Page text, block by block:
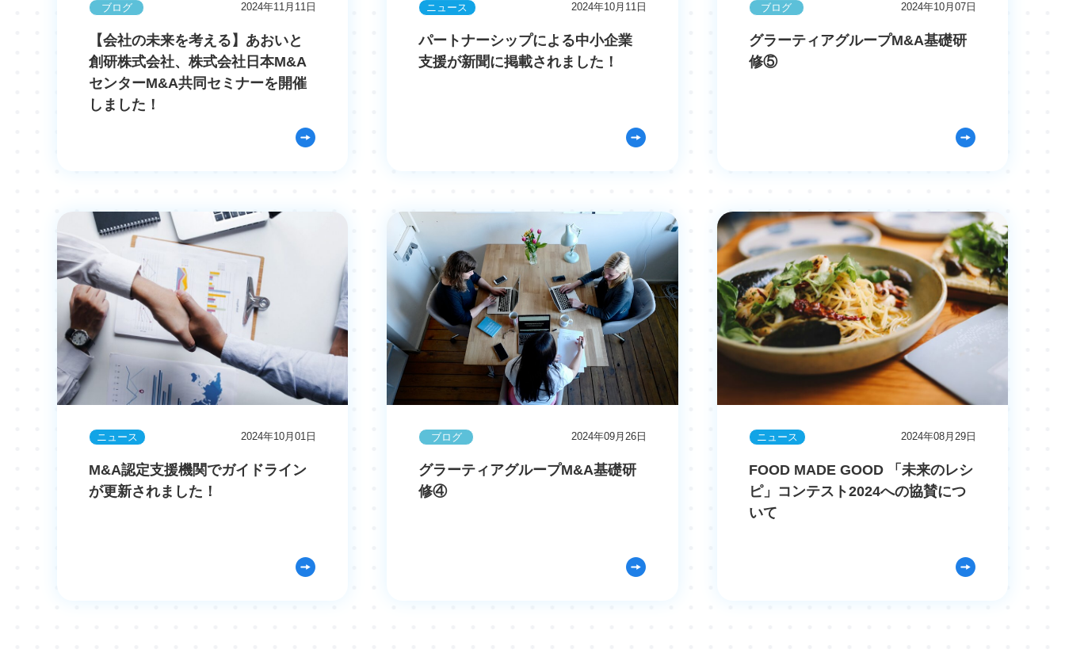
ブログ 2024年11月11日
【会社の未来を考える】あおいと
創研株式会社、株式会社日本M&A
センターM&A共同セミナーを開催
しました！
ニュース 2024年10月11日
パートナーシップによる中小企業
支援が新聞に掲載されました！
ブログ 2024年10月07日
グラーティアグループM&A基礎研
修⑤
ニュース 2024年10月01日
M&A認定支援機関でガイドライン
が更新されました！
ブログ 2024年09月26日
グラーティアグループM&A基礎研
修④
ニュース 2024年08月29日
FOOD MADE GOOD 「未来のレシ
ピ」コンテスト2024への協賛につ
いて